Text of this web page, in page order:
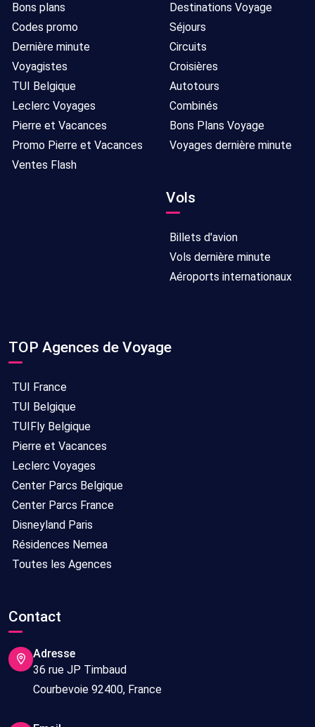
Bons plans
Codes promo
Dernière minute
Voyagistes
TUI Belgique
Leclerc Voyages
Pierre et Vacances
Promo Pierre et Vacances
Ventes Flash
Destinations Voyage
Séjours
Circuits
Croisières
Autotours
Combinés
Bons Plans Voyage
Voyages dernière minute
Vols
Billets d'avion
Vols dernière minute
Aéroports internationaux
TOP Agences de Voyage
TUI France
TUI Belgique
TUIFly Belgique
Pierre et Vacances
Leclerc Voyages
Center Parcs Belgique
Center Parcs France
Disneyland Paris
Résidences Nemea
Toutes les Agences
Contact
Adresse
36 rue JP Timbaud
Courbevoie 92400, France